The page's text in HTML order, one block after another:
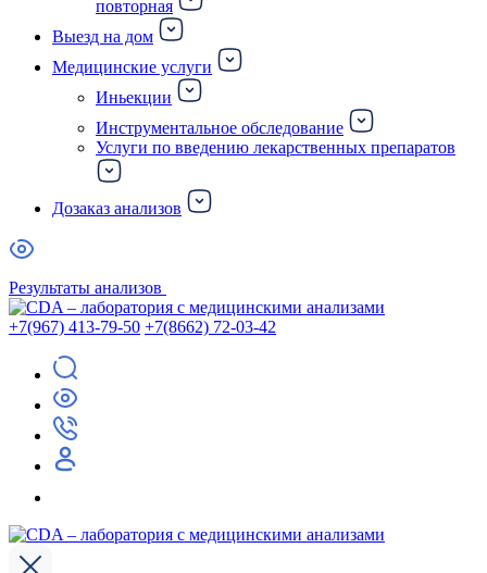
повторная
Выезд на дом
Медицинские услуги
Иньекции
Инструментальное обследование
Услуги по введению лекарственных препаратов
Дозаказ анализов
Результаты анализов
+7(967) 413-79-50 +7(8662) 72-03-42